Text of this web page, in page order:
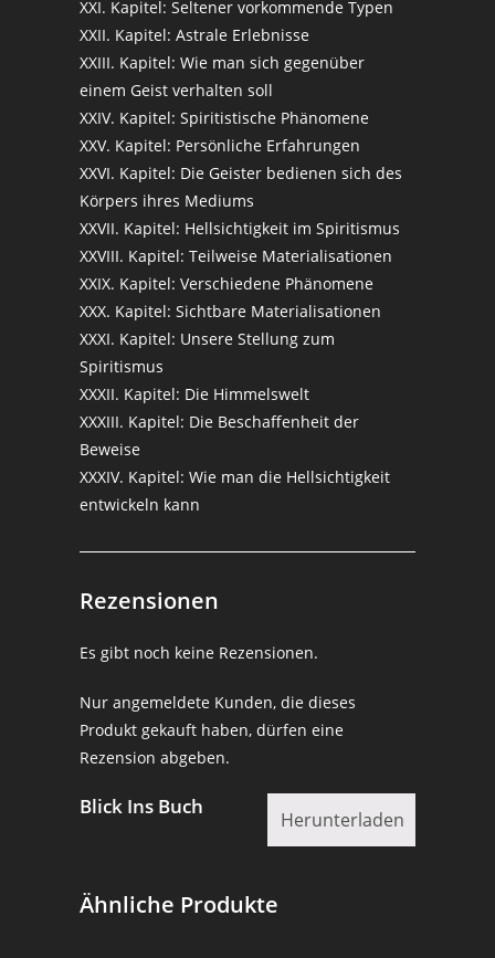
XXI. Kapitel: Seltener vorkommende Typen
XXII. Kapitel: Astrale Erlebnisse
XXIII. Kapitel: Wie man sich gegenüber
einem Geist verhalten soll
XXIV. Kapitel: Spiritistische Phänomene
XXV. Kapitel: Persönliche Erfahrungen
XXVI. Kapitel: Die Geister bedienen sich des
Körpers ihres Mediums
XXVII. Kapitel: Hellsichtigkeit im Spiritismus
XXVIII. Kapitel: Teilweise Materialisationen
XXIX. Kapitel: Verschiedene Phänomene
XXX. Kapitel: Sichtbare Materialisationen
XXXI. Kapitel: Unsere Stellung zum
Spiritismus
XXXII. Kapitel: Die Himmelswelt
XXXIII. Kapitel: Die Beschaffenheit der
Beweise
XXXIV. Kapitel: Wie man die Hellsichtigkeit
entwickeln kann
Rezensionen
Es gibt noch keine Rezensionen.
Nur angemeldete Kunden, die dieses
Produkt gekauft haben, dürfen eine
Rezension abgeben.
Blick Ins Buch
Herunterladen
Ähnliche Produkte